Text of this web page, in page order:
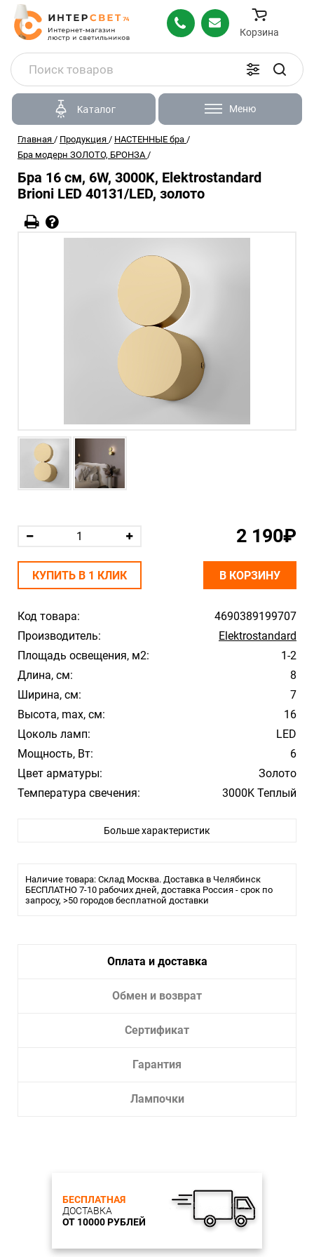
Корзина
Каталог Меню
Главная / Продукция / НАСТЕННЫЕ бра /
Бра модерн ЗОЛОТО, БРОНЗА /
Бра 16 см, 6W, 3000K, Elektrostandard
Brioni LED 40131/LED, золото
Код товара:
4690389199707
Производитель:
Elektrostandard
Площадь освещения, м2:
1-2
Длина, см:
8
Ширина, см:
7
Высота, max, см:
16
Цоколь ламп:
LED
Мощность, Вт:
6
Цвет арматуры:
Золото
Температура свечения:
3000K Теплый
Большой зал, Гостиная, Спальня
Тип светильника:
Больше характеристик
Наличие товара: Склад Москва. Доставка в Челябинск
БЕСПЛАТНО 7-10 рабочих дней, доставка Россия - срок по
запросу, >50 городов бесплатной доставки
2 190₽
КУПИТЬ В 1 КЛИК В КОРЗИНУ
Оплата и доставка
Обмен и возврат
Сертификат
Гарантия
Лампочки
БЕСПЛАТНАЯ
ДОСТАВКА
ОТ 10000 РУБЛЕЙ